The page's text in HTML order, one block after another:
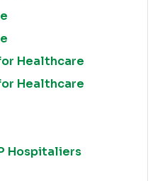
Healthcare
Healthcare
Hospitaliers